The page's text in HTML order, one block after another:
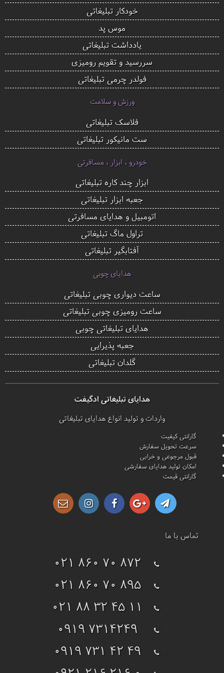
خودکار تبلیغاتی
موس پد
یادداشت تبلیغاتی
سررسید و تقویم رومیزی
فولدر چرمی تبلیغاتی
ورزش و سلامت
فلاسک تبلیغاتی
ست مانیکور تبلیغاتی
خودرو ، ابزار ، مسافرتی
ابزار چند کاره تبلیغاتی
جعبه ابزار تبلیغاتی
اتومبیل و هدایای مسافرتی
تراول ماگ تبلیغاتی
آفتابگیر تبلیغاتی
هدایای چوبی
ساعت دیواری چوبی تبلیغاتی
ساعت رومیزی چوبی تبلیغاتی
هدایای تبلیغاتی چوبی
جعبه پذیرایی
گلدان تبلیغاتی
هدایای تبلیغاتی ادگیفت
واردات و تولید انواع هدایای تبلیغاتی
گارانتی کیفیت
سرعت تحویل سفارش
قبول مرجوعی و خرابی
امکان تولید هدایای سفارشی
گارانتی قیمت
تماس با ما
021 860 70 872
021 860 70 895
021 88 32 45 11
0919 7314249
0919 731 42 49